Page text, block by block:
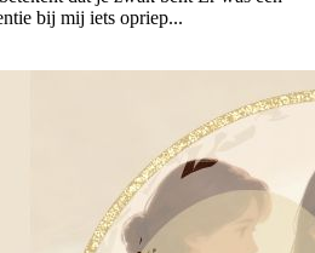
bij mij iets opriep...